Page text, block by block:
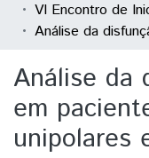
All of DSpace
Análise da
em
unipolares